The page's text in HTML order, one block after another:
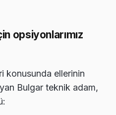
opsiyonlarımız
konusunda ellerinin
Bulgar teknik adam,